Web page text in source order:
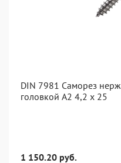
DIN 7981 Саморез
головкой А2 4,2 x 25
1 150.20 руб.